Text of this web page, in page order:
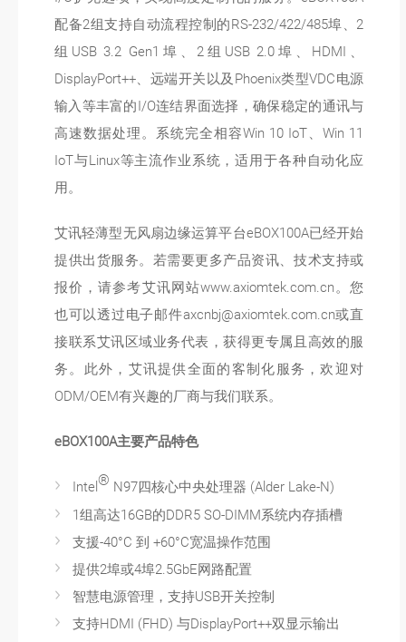
配备2组支持自动流程控制的RS-232/422/485埠、2
组USB 3.2 Gen1埠、2组USB 2.0埠、HDMI、
DisplayPort++、远端开关以及Phoenix类型VDC电源
输入等丰富的I/O连结界面选择，确保稳定的通讯与
高速数据处理。系统完全相容Win 10 IoT、Win 11
IoT与Linux等主流作业系统，适用于各种自动化应
用。
艾讯轻薄型无风扇边缘运算平台eBOX100A已经开始
提供出货服务。若需要更多产品资讯、技术支持或
报价，请参考艾讯网站www.axiomtek.com.cn。您
也可以透过电子邮件axcnbj@axiomtek.com.cn或直
接联系艾讯区域业务代表，获得更专属且高效的服
务。此外，艾讯提供全面的客制化服务，欢迎对
ODM/OEM有兴趣的厂商与我们联系。
eBOX100A主要产品特色
Intel ® N97四核心中央处理器 (Alder Lake-N)
1组高达16GB的DDR5 SO-DIMM系统内存插槽
支援-40°C 到 +60°C宽温操作范围
提供2埠或4埠2.5GbE网路配置
智慧电源管理，支持USB开关控制
支持HDMI (FHD) 与DisplayPort++双显示输出